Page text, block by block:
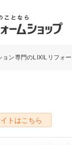
事例を探す
室
ームショップ
ン専門のLIXILリフォ
トはこちら